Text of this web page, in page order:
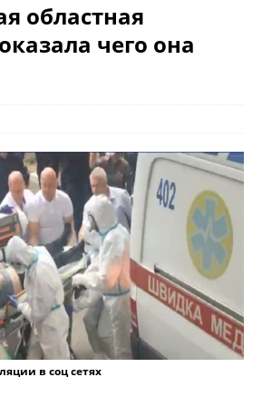
областная
чего она
в соц сетях